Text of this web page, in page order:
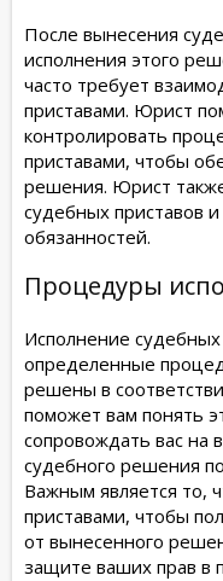
После вынесения
исполнения этого
часто требует
приставами. Юрист
контролировать
приставами, чтобы
решения. Юрист
судебных приставов
обязанностей.
Процедуры
Исполнение
определенные
решены в
поможет вам понять
сопровождать вас на
судебного решения
Важным является то,
приставами, чтобы
от вынесенного
защите ваших прав в